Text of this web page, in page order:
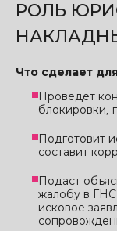
РОЛЬ
Что сделает
Проведет
блокировки,
Подготовит
составит
Подаст
жалобу в
исковое